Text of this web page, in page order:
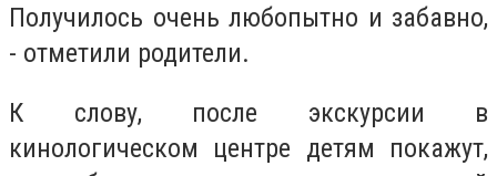
Получилось очень любопытно и забавно,
- отметили родители.
К слову, после экскурсии в
кинологическом центре детям покажут,